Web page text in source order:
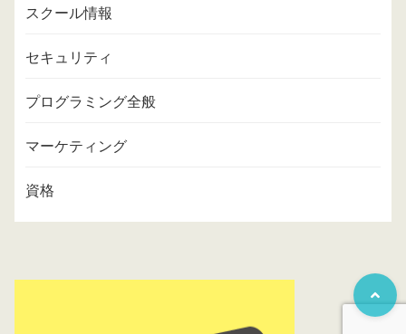
スクール情報
セキュリティ
プログラミング全般
マーケティング
資格